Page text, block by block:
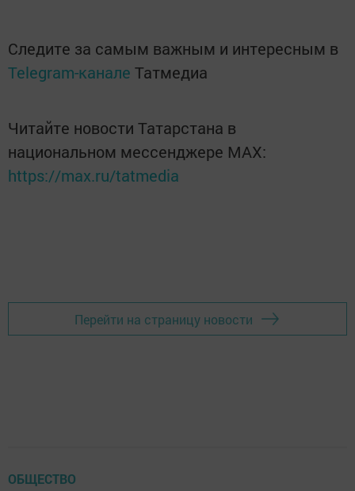
Следите за самым важным и интересным в
Telegram-канале Татмедиа
Читайте новости Татарстана в
национальном мессенджере MАХ:
https://max.ru/tatmedia
Перейти на страницу новости
ОБЩЕСТВО